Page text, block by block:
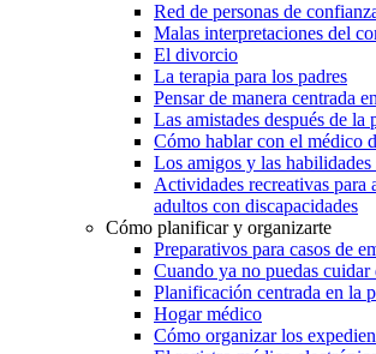
Red de personas de
Malas interpretaciones del
El divorcio
La terapia para los padres
Pensar de manera centrada
Las amistades después de la
Cómo hablar con el médico
Los amigos y las habilidades
Actividades recreativas para
adultos con discapacidades
Cómo planificar y organizarte
Preparativos para casos de
Cuando ya no puedas
Planificación centrada en la
Hogar médico
Cómo organizar los